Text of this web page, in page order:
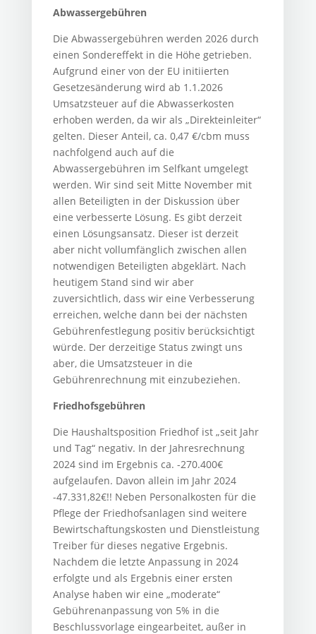
Abwassergebühren
Die Abwassergebühren werden 2026 durch
einen Sondereffekt in die Höhe getrieben.
Aufgrund einer von der EU initiierten
Gesetzesänderung wird ab 1.1.2026
Umsatzsteuer auf die Abwasserkosten
erhoben werden, da wir als „Direkteinleiter“
gelten. Dieser Anteil, ca. 0,47 €/cbm muss
nachfolgend auch auf die
Abwassergebühren im Selfkant umgelegt
werden. Wir sind seit Mitte November mit
allen Beteiligten in der Diskussion über
eine verbesserte Lösung. Es gibt derzeit
einen Lösungsansatz. Dieser ist derzeit
aber nicht vollumfänglich zwischen allen
notwendigen Beteiligten abgeklärt. Nach
heutigem Stand sind wir aber
zuversichtlich, dass wir eine Verbesserung
erreichen, welche dann bei der nächsten
Gebührenfestlegung positiv berücksichtigt
würde. Der derzeitige Status zwingt uns
aber, die Umsatzsteuer in die
Gebührenrechnung mit einzubeziehen.
Friedhofsgebühren
Die Haushaltsposition Friedhof ist „seit Jahr
und Tag“ negativ. In der Jahresrechnung
2024 sind im Ergebnis ca. -270.400€
aufgelaufen. Davon allein im Jahr 2024
-47.331,82€!! Neben Personalkosten für die
Pflege der Friedhofsanlagen sind weitere
Bewirtschaftungskosten und Dienstleistung
Treiber für dieses negative Ergebnis.
Nachdem die letzte Anpassung in 2024
erfolgte und als Ergebnis einer ersten
Analyse haben wir eine „moderate“
Gebührenanpassung von 5% in die
Beschlussvorlage eingearbeitet, außer in